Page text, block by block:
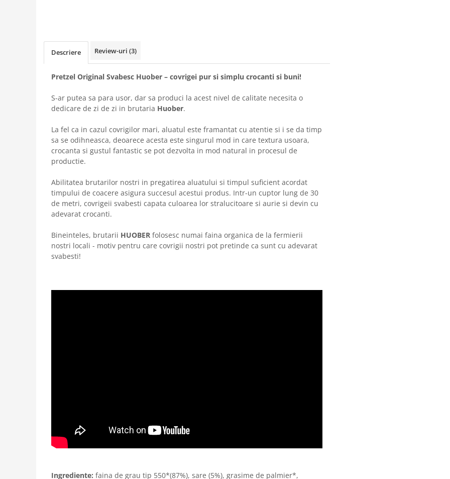
Descriere Review-uri (3)
Pretzel Original Svabesc Huober – covrigei pur si simplu crocanti si buni!
S-ar putea sa para usor, dar sa produci la acest nivel de calitate necesita o
dedicare de zi de zi in brutaria Huober.
La fel ca in cazul covrigilor mari, aluatul este framantat cu atentie si i se da timp
sa se odihneasca, deoarece acesta este singurul mod in care textura usoara,
crocanta si gustul fantastic se pot dezvolta in mod natural in procesul de
productie.
Abilitatea brutarilor nostri in pregatirea aluatului si timpul suficient acordat
timpului de coacere asigura succesul acestui produs. Intr-un cuptor lung de 30
de metri, covrigeii svabesti capata culoarea lor stralucitoare si aurie si devin cu
adevarat crocanti.
Bineinteles, brutarii HUOBER folosesc numai faina organica de la fermierii
nostri locali - motiv pentru care covrigii nostri pot pretinde ca sunt cu adevarat
svabesti!
Ingrediente: faina de grau tip 550*(87%), sare (5%), grasime de palmier*,